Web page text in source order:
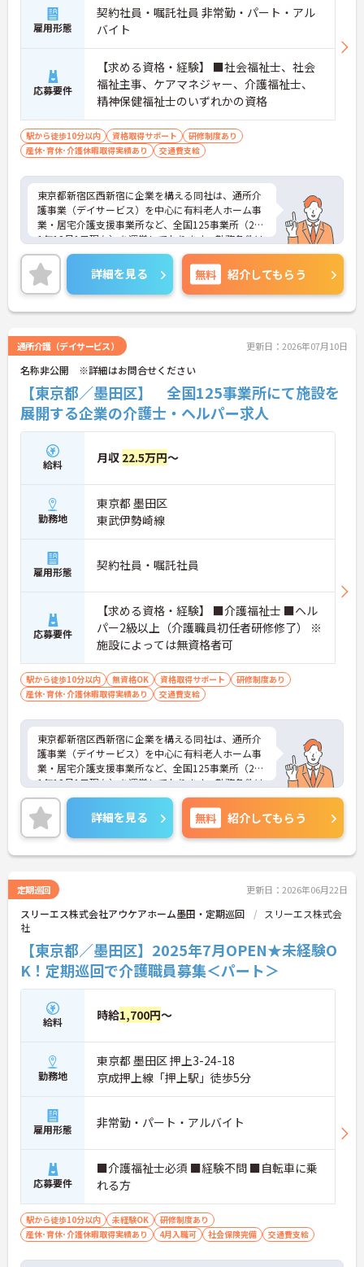
雇用形態
契約社員・嘱託社員 非常勤・パート・アル
バイト
応募要件
【求める資格・経験】 ■社会福祉士、社会
福祉主事、ケアマネジャー、介護福祉士、
精神保健福祉士のいずれかの資格
駅から徒歩10分以内 資格取得サポート
研修制度あり
産休･育休･介護休暇取得実績あり
交通費支給
東京都新宿区西新宿に企業を構える同社は、通所介
護事業（デイサービス）を中心に有料老人ホーム事
業・居宅介護支援事業所など、全国125事業所（201
1年12月1日現在）を運営しております。勤務条件は
日勤のみで残業はありませんので、仕事とプライベ
ートが両立できる環境があります。また、ブランク
のある方でも、研修制度が充実しておりますので、
安心してお仕事をスタートして頂けます。
ご興味ある方には、面接対策ポイントなど、さらに
い。
詳細を見る 無料 紹介してもらう
通所介護（デイサービス） 更新日：2026年07月10日
名称非公開 ※詳細はお問合せください
【東京都／墨田区】 全国125事業所にて施設を
展開する企業の介護士・ヘルパー求人
給料 月収 22.5万円～
勤務地
東京都 墨田区
東武伊勢崎線
雇用形態 契約社員・嘱託社員
応募要件
【求める資格・経験】 ■介護福祉士 ■ヘル
パー2級以上（介護職員初任者研修修了） ※
施設によっては無資格者可
駅から徒歩10分以内 無資格OK 資格取得サポート
研修制度あり
産休･育休･介護休暇取得実績あり
交通費支給
東京都新宿区西新宿に企業を構える同社は、通所介
護事業（デイサービス）を中心に有料老人ホーム事
業・居宅介護支援事業所など、全国125事業所（201
1年12月1日現在）を運営しております。勤務条件は
日勤のみで残業はありませんので、仕事とプライベ
ートが両立できる環境があります。また、ブランク
のある方でも、研修制度が充実しておりますので、
安心してお仕事をスタートして頂けます。
詳細をお話しいたしますのでお気軽にご相談くださ
い。
詳細を見る 無料 紹介してもらう
定期巡回 更新日：2026年06月22日
スリーエス株式会社アウケアホーム墨田・定期巡回
スリーエス株式会
社
【東京都／墨田区】2025年7月OPEN★未経験O
K！定期巡回で介護職員募集＜パート＞
給料 時給1,700円～
勤務地
東京都 墨田区 押上3-24-18
京成押上線「押上駅」徒歩5分
雇用形態 非常勤・パート・アルバイト
応募要件
■介護福祉士必須 ■経験不問 ■自転車に乗
れる方
駅から徒歩10分以内 未経験OK
研修制度あり
産休･育休･介護休暇取得実績あり
4月入職可 社会保険完備 交通費支給